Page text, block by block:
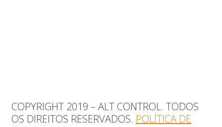
COPYRIGHT 2019 – ALT CONTROL. TODOS
OS DIREITOS RESERVADOS. POLÍTICA DE